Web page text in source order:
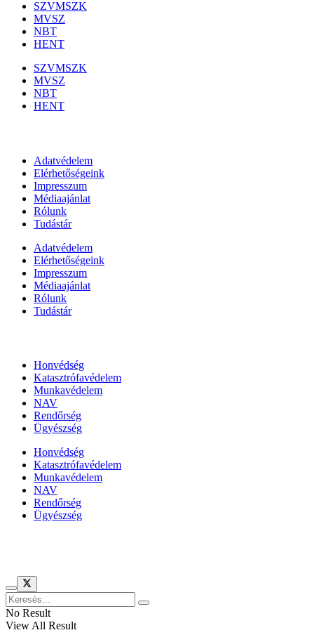
SZVMSZK
MVSZ
NBT
HENT
SZVMSZK
MVSZ
NBT
HENT
Adatvédelem
Elérhetőségeink
Impresszum
Médiaajánlat
Rólunk
Tudástár
Adatvédelem
Elérhetőségeink
Impresszum
Médiaajánlat
Rólunk
Tudástár
Honvédség
Katasztrófavédelem
Munkavédelem
NAV
Rendőrség
Ügyészség
Honvédség
Katasztrófavédelem
Munkavédelem
NAV
Rendőrség
Ügyészség
No Result
View All Result